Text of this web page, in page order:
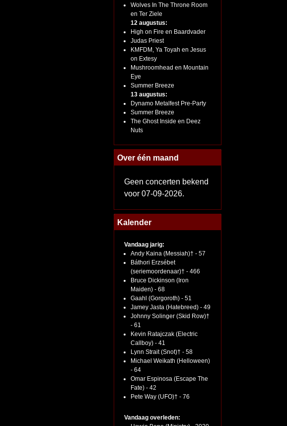
Wolves In The Throne Room
en Ter Ziele
12 augustus:
High on Fire en Baardvader
Judas Priest
KMFDM, Ya Toyah en Jesus
on Extesy
Mushroomhead en Mountain
Eye
Summer Breeze
13 augustus:
Dynamo Metalfest Pre-Party
Summer Breeze
The Ghost Inside en Deez
Nuts
Over één maand
Geen concerten bekend
voor 07-09-2026.
Kalender
Vandaag jarig:
Andy Kaina (Messiah)† - 57
Báthori Erzsébet
(seriemoordenaar)† - 466
Bruce Dickinson (Iron
Maiden) - 68
Gaahl (Gorgoroth) - 51
Jamey Jasta (Hatebreed) - 49
Johnny Solinger (Skid Row)†
- 61
Kevin Ratajczak (Electric
Callboy) - 41
Lynn Strait (Snot)† - 58
Michael Weikath (Helloween)
- 64
Omar Espinosa (Escape The
Fate) - 42
Pete Way (UFO)† - 76
Vandaag overleden: